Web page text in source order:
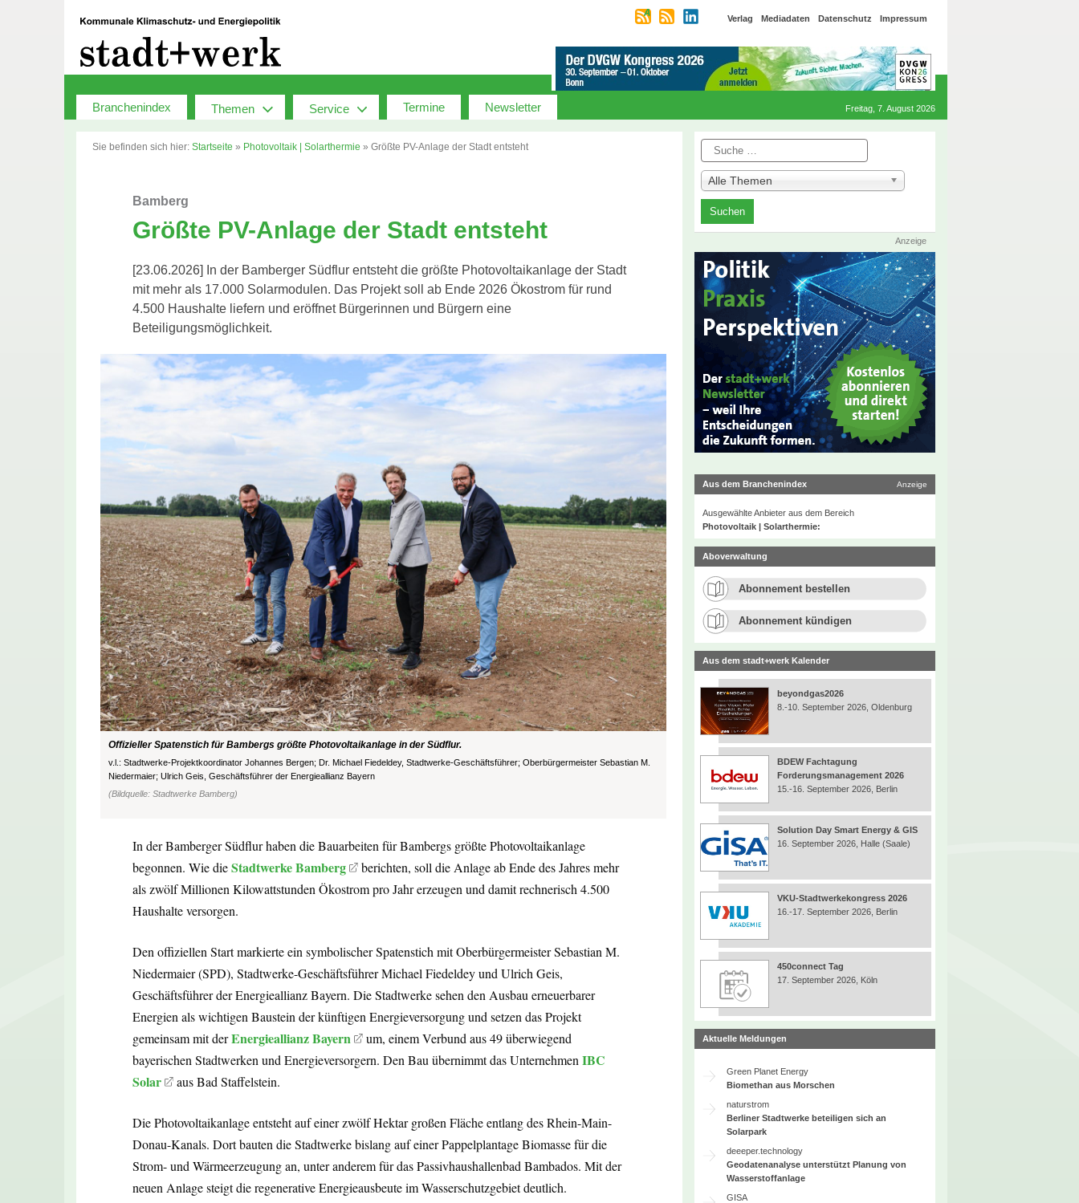
Verlag Mediadaten Datenschutz Impressum
Branchenindex Themen Service Termine Newsletter Freitag, 7. August 2026
Sie befinden sich hier: Startseite » Photovoltaik | Solarthermie » Größte PV-Anlage der Stadt entsteht
Bamberg
Größte PV-Anlage der Stadt entsteht
[23.06.2026] In der Bamberger Südflur entsteht die größte Photovoltaikanlage der Stadt
mit mehr als 17.000 Solarmodulen. Das Projekt soll ab Ende 2026 Ökostrom für rund
4.500 Haushalte liefern und eröffnet Bürgerinnen und Bürgern eine
Beteiligungsmöglichkeit.
Offizieller Spatenstich für Bambergs größte Photovoltaikanlage in der Südflur.
v.l.: Stadtwerke-Projektkoordinator Johannes Bergen; Dr. Michael Fiedeldey, Stadtwerke-Geschäftsführer; Oberbürgermeister Sebastian M.
Niedermaier; Ulrich Geis, Geschäftsführer der Energieallianz Bayern
(Bildquelle: Stadtwerke Bamberg)
In der Bamberger Südflur haben die Bauarbeiten für Bambergs größte Photovoltaikanlage
begonnen. Wie dieStadtwerke Bamberg
berichten, soll die Anlage ab Ende des Jahres mehr
als zwölf Millionen Kilowattstunden Ökostrom pro Jahr erzeugen und damit rechnerisch 4.500
Haushalte versorgen.
Den offiziellen Start markierte ein symbolischer Spatenstich mit Oberbürgermeister Sebastian M.
Niedermaier (SPD), Stadtwerke-Geschäftsführer Michael Fiedeldey und Ulrich Geis,
Geschäftsführer der Energieallianz Bayern. Die Stadtwerke sehen den Ausbau erneuerbarer
Energien als wichtigen Baustein der künftigen Energieversorgung und setzen das Projekt
gemeinsam mit derEnergieallianz Bayern
um, einem Verbund aus 49 überwiegend
bayerischen Stadtwerken und Energieversorgern. Den Bau übernimmt das Unternehmen IBC
Solar
aus Bad Staffelstein.
Die Photovoltaikanlage entsteht auf einer zwölf Hektar großen Fläche entlang des Rhein-Main-
Donau-Kanals. Dort bauten die Stadtwerke bislang auf einer Pappelplantage Biomasse für die
Strom- und Wärmeerzeugung an, unter anderem für das Passivhaushallenbad Bambados. Mit der
neuen Anlage steigt die regenerative Energieausbeute im Wasserschutzgebiet deutlich.
Suche
Alle Themen
Anzeige
Aus dem Branchenindex Anzeige
Ausgewählte Anbieter aus dem Bereich
Photovoltaik | Solarthermie:
Aboverwaltung
Abonnement bestellen
Abonnement kündigen
Aus dem stadt+werk Kalender
beyondgas2026
8.-10. September 2026, Oldenburg
BDEW Fachtagung
Forderungsmanagement 2026
15.-16. September 2026, Berlin
Solution Day Smart Energy & GIS
16. September 2026, Halle (Saale)
VKU-Stadtwerkekongress 2026
16.-17. September 2026, Berlin
450connect Tag
17. September 2026, Köln
Aktuelle Meldungen
Green Planet Energy
Biomethan aus Morschen
naturstrom
Berliner Stadtwerke beteiligen sich an
Solarpark
deeeper.technology
Geodatenanalyse unterstützt Planung von
Wasserstoffanlage
GISA